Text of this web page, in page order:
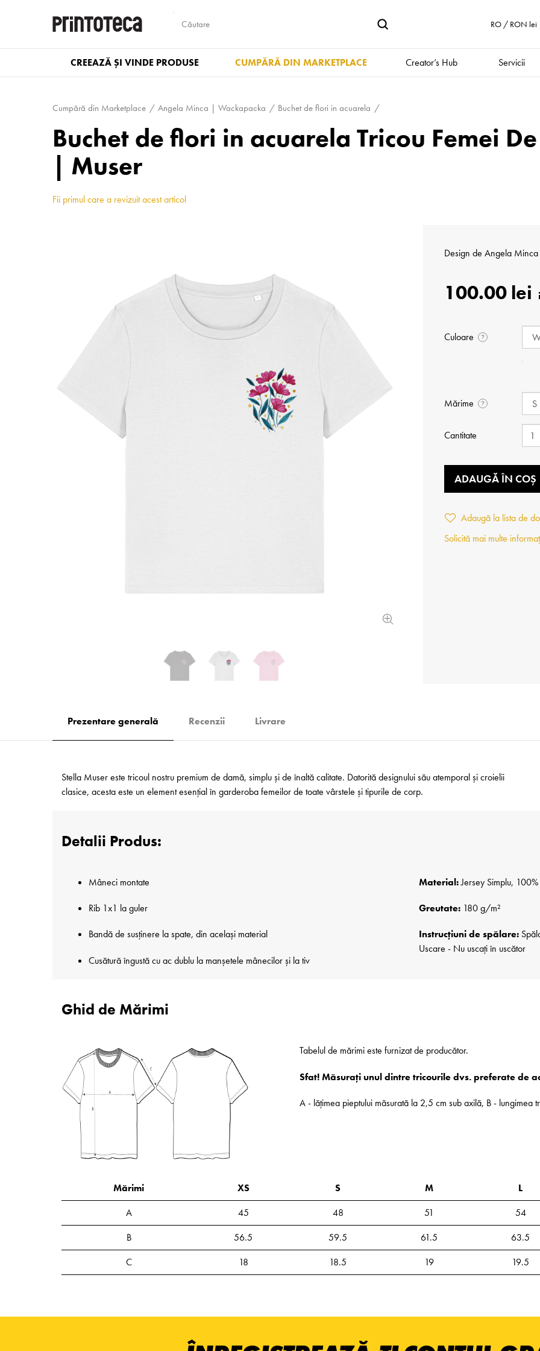
RO / RON lei
CREEAZĂ ȘI VINDE PRODUSE CUMPĂRĂ DIN MARKETPLACE Creator’s Hub Servicii
Cumpără din Marketplace Angela Minca | Wackapacka Buchet de flori in acuarela
Buchet de flori in acuarela Tricou Femei
| Muser
Fii primul care a revizuit acest articol
Design de Angela
100.00 lei
Culoare ?
Mărime ?
Cantitate
ADAUGĂ ÎN COȘ
Adaugă la lista de
Solicită mai multe
Prezentare generală Recenzii Livrare
Stella Muser este tricoul nostru premium de damă, simplu și de înaltă calitate. Datorită designului său atemporal și croielii
clasice, acesta este un element esențial în garderoba femeilor de toate vârstele și tipurile de corp.
Detalii Produs:
Mâneci montate
Rib 1x1 la guler
Bandă de susținere la spate, din același material
Cusătură îngustă cu ac dublu la manșetele mânecilor și la tiv
Material:Jersey Simplu,
Greutate:180 g/m²
Instrucțiuni de spălare:
Uscare - Nu uscați în uscător
Ghid de Mărimi
Tabelul de mărimi este furnizat de producător.
Sfat! Măsurați unul dintre tricourile dvs. preferate de
A - lățimea pieptului măsurată la 2,5 cm sub axilă, B - lungimea
Mărimi XS S M L
A
45 48 51 54
B
56.5 59.5 61.5 63.5
C
18 18.5 19 19.5